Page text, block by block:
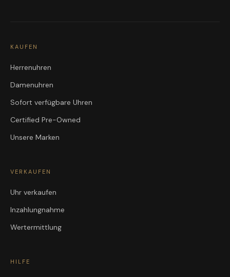
KAUFEN
Herrenuhren
Damenuhren
Sofort verfügbare Uhren
Certified Pre-Owned
Unsere Marken
VERKAUFEN
Uhr verkaufen
Inzahlungnahme
Wertermittlung
HILFE